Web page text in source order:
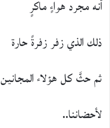
أنه مجرد هواءٍ ماكرٍ
ذلك الذي زفر زفرةً حارة
ثم حثَّ كل هؤلاء المجانين
لأحضاننا..